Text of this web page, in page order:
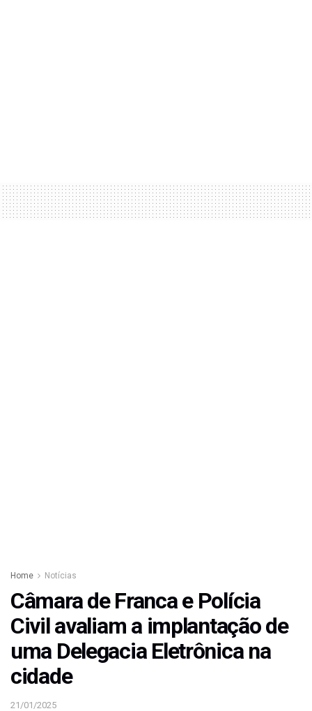
Home Notícias
Câmara de Franca e Polícia
Civil avaliam a implantação de
uma Delegacia Eletrônica na
cidade
21/01/2025